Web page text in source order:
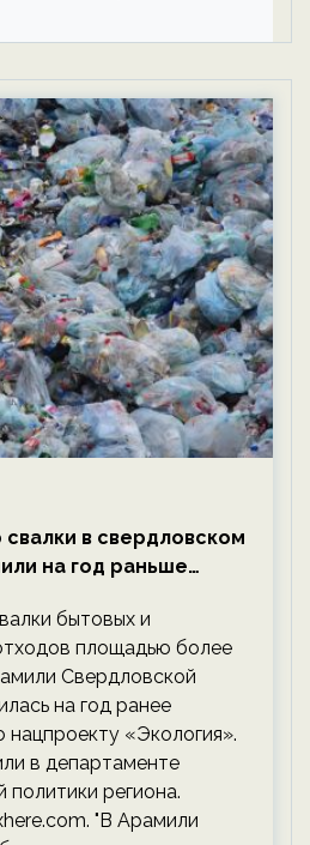
свалки в свердловском
на год раньше
бытовых и
площадью более
Свердловской
на год ранее
нацпроекту «Экология».
в департаменте
региона.
"В Арамили